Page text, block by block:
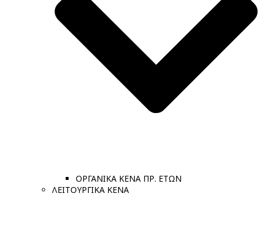
ΟΡΓΑΝΙΚΑ ΚΕΝΑ ΠΡ. ΕΤΩΝ
ΛΕΙΤΟΥΡΓΙΚΑ ΚΕΝΑ